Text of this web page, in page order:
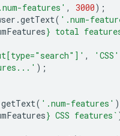
features' , 3000);
.getText( '.num-
} total
, 'CSS'
);
getText( '.num-features'
} CSS features`